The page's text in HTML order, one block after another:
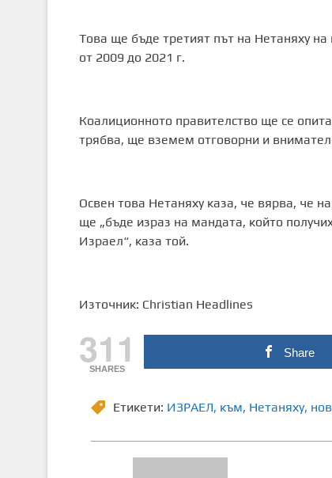
Това ще бъде третият път на Нетаняху
от 2009 до 2021 г.
Коалиционното правителство ще се
трябва, ще вземем отговорни и
Освен това Нетаняху каза, че вярва, че
ще „бъде израз на мандата, който
Израел“, каза той.
Източник: Christian Headlines
311
SHARES
Share
Етикети: ИЗРАЕЛ, към, Нетаняху,